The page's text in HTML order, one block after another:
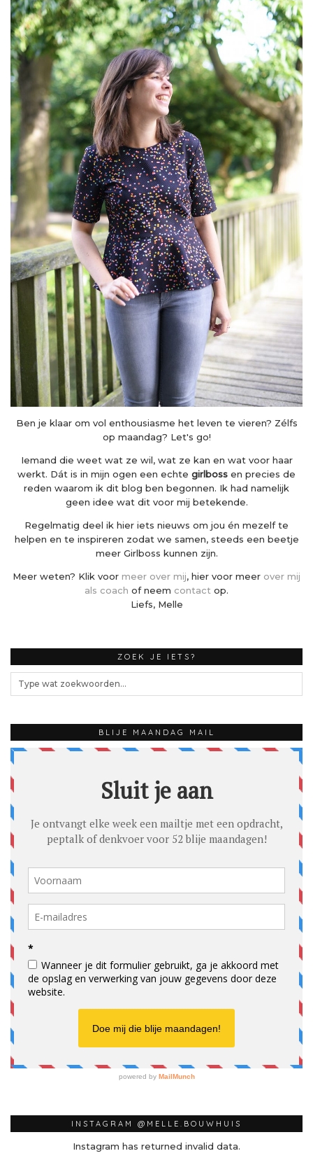
Ben je klaar om vol enthousiasme het leven te vieren? Zélfs
op maandag? Let's go!
Iemand die weet wat ze wil, wat ze kan en wat voor haar
werkt. Dát is in mijn ogen een echte girlboss en precies de
reden waarom ik dit blog ben begonnen. Ik had namelijk
geen idee wat dit voor mij betekende.
Regelmatig deel ik hier iets nieuws om jou én mezelf te
helpen en te inspireren zodat we samen, steeds een beetje
meer Girlboss kunnen zijn.
Meer weten? Klik voor meer over mij, hier voor meer over mij
als coach of neem contact op.
Liefs, Melle
ZOEK JE IETS?
BLIJE MAANDAG MAIL
INSTAGRAM @MELLE.BOUWHUIS
Instagram has returned invalid data.